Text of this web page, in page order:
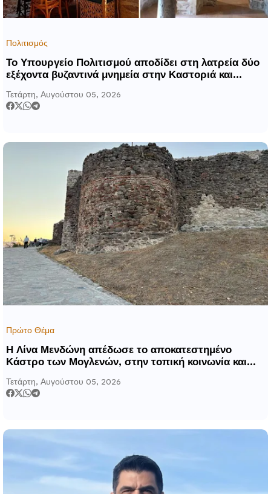
Πολιτισμός
Το Υπουργείο Πολιτισμού αποδίδει στη λατρεία δύο
εξέχοντα βυζαντινά μνημεία στην Καστοριά και
Τετάρτη, Αυγούστου 05, 2026
Πρώτο Θέμα
Η Λίνα Μενδώνη απέδωσε το αποκατεστημένο
Κάστρο των Μογλενών, στην τοπική κοινωνία και
Τετάρτη, Αυγούστου 05, 2026